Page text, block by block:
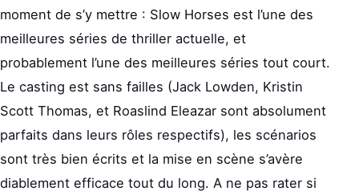
moment de s’y mettre : Slow Horses est l’une des
meilleures séries de thriller actuelle, et
probablement l’une des meilleures séries tout court.
Le casting est sans failles (Jack Lowden, Kristin
Scott Thomas, et Roaslind Eleazar sont absolument
parfaits dans leurs rôles respectifs), les scénarios
sont très bien écrits et la mise en scène s’avère
diablement efficace tout du long. A ne pas rater si